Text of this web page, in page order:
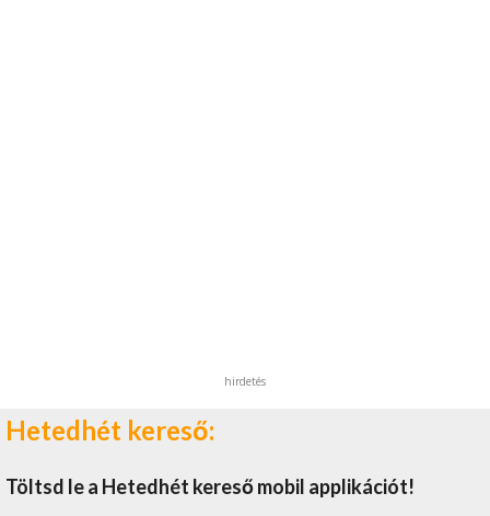
hirdetés
Hetedhét kereső:
Töltsd le a Hetedhét kereső mobil applikációt!